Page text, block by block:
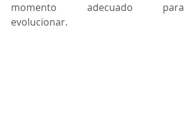
momento adecuado para
evolucionar.